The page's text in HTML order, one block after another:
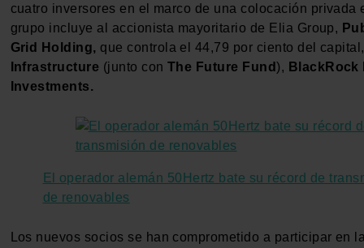
cuatro inversores en el marco de una colocación privada
grupo incluye al accionista mayoritario de Elia Group,
Grid Holding, que controla el 44,79 por ciento del
Infrastructure (junto con The Future Fund), BlackRock
Investments.
El operador alemán 50Hertz bate su récord de
de renovables
Los nuevos socios se han comprometido a participar en